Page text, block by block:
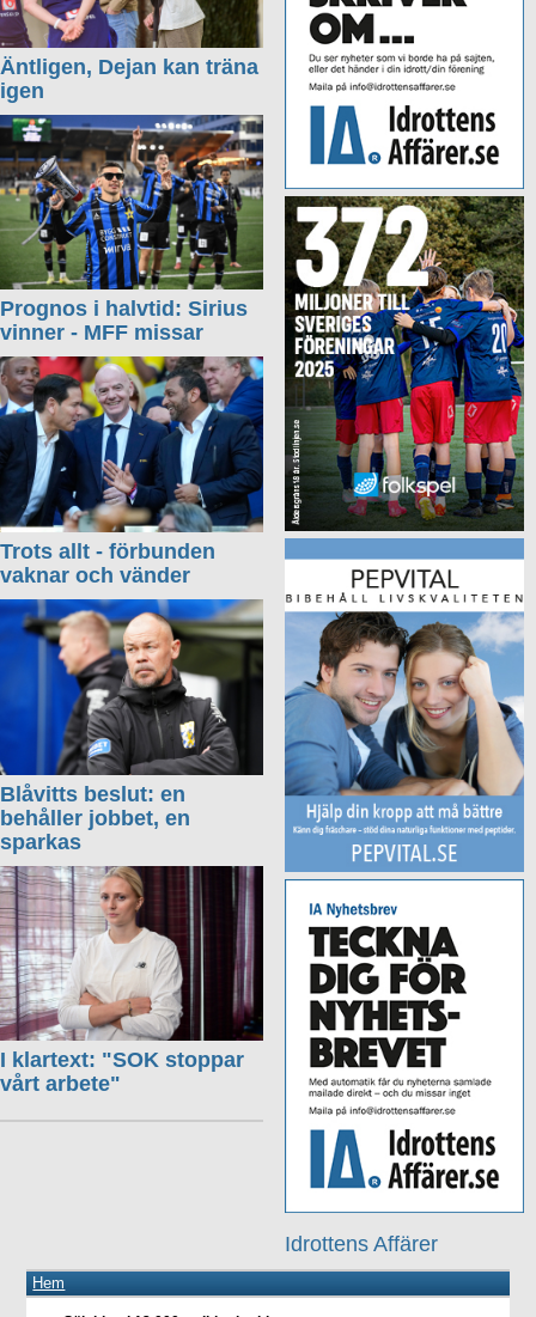
Idrottens Affärer
Äntligen, Dejan kan träna
igen
Prognos i halvtid: Sirius
vinner - MFF missar
Trots allt - förbunden
vaknar och vänder
Blåvitts beslut: en
behåller jobbet, en
sparkas
I klartext: "SOK stoppar
vårt arbete"
Hem